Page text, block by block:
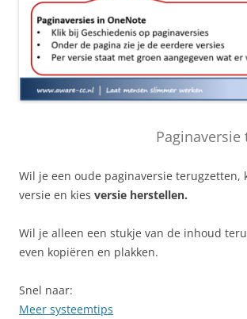
Paginaversie
Wil je een oude paginaversie
versie en kies versie herstellen.
Wil je alleen een stukje van de inhoud
even kopiëren en plakken.
Snel naar:
Meer systeemtips